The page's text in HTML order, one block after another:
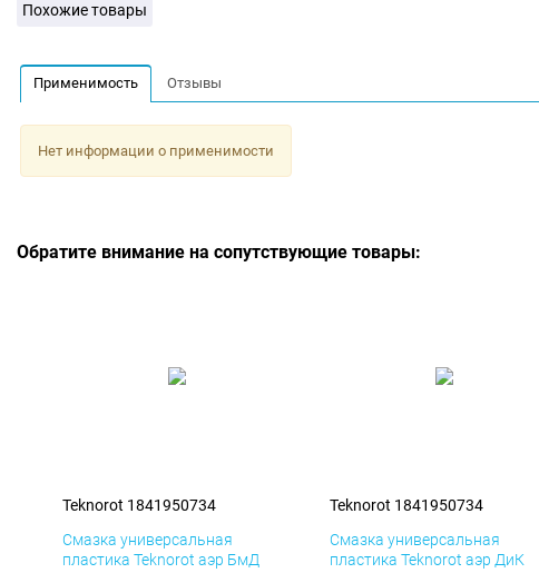
Похожие товары
Применимость Отзывы
Нет информации о применимости
Обратите внимание на сопутствующие товары:
Teknorot 1841950734
Смазка универсальная
пластика Teknorot аэр БмД
Teknorot 1841950734
Смазка универсальная
пластика Teknorot аэр ДиК